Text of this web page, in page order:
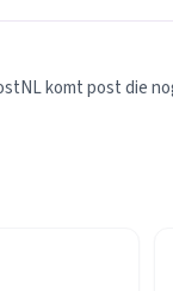
komt post die